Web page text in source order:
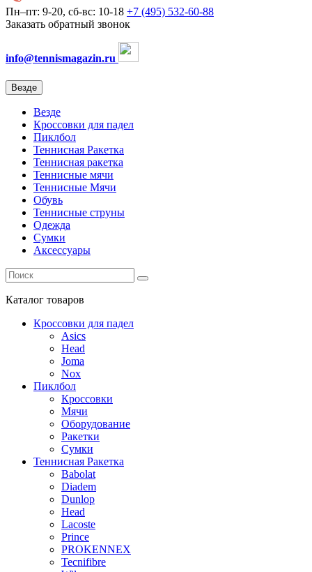
Пн–пт: 9-20, сб-вс: 10-18 +7 (495) 532-60-88
Заказать обратный звонок
info@tennismagazin.ru
Везде
Везде
Кроссовки для падел
Пиклбол
Теннисная Ракетка
Теннисная ракетка
Теннисные мячи
Теннисные Мячи
Обувь
Теннисные струны
Одежда
Сумки
Аксессуары
Каталог товаров
Кроссовки для падел
Asics
Head
Joma
Nox
Пиклбол
Кроссовки
Мячи
Оборудование
Ракетки
Сумки
Теннисная Ракетка
Babolat
Diadem
Dunlop
Head
Lacoste
Prince
PROKENNEX
Tecnifibre